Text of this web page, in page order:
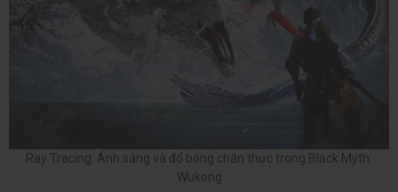
Ray Tracing: Ánh sáng và đổ bóng chân thực trong Black Myth:
Wukong